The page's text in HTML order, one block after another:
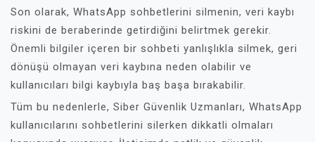
Son olarak, WhatsApp sohbetlerini silmenin, veri kaybı
riskini de beraberinde getirdiğini belirtmek gerekir.
Önemli bilgiler içeren bir sohbeti yanlışlıkla silmek, geri
dönüşü olmayan veri kaybına neden olabilir ve
kullanıcıları bilgi kaybıyla baş başa bırakabilir.
Tüm bu nedenlerle, Siber Güvenlik Uzmanları, WhatsApp
kullanıcılarını sohbetlerini silerken dikkatli olmaları